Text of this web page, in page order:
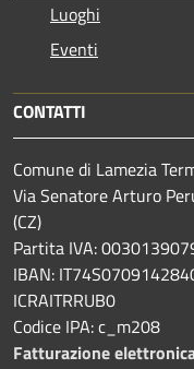
Luoghi
Eventi
CONTATTI
Comune di Lamezia
Via Senatore Arturo
(CZ)
Partita IVA:
IBAN:
ICRAITRRUB0
Codice IPA: c_m208
Fatturazione